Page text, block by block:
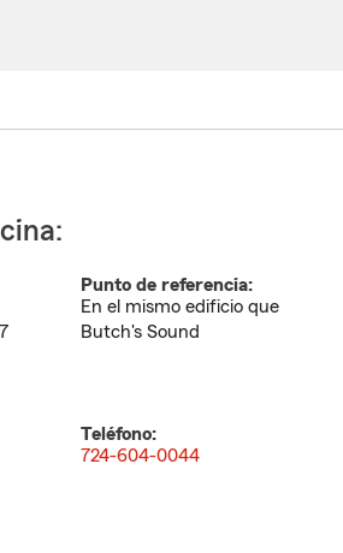
Punto de referencia:
En el mismo edificio que
Butch's Sound
Teléfono:
724-604-0044